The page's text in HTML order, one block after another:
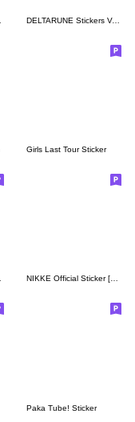
DELTARUNE Stickers Vol. 1 (English)
Girls Last Tour Sticker
ที่ 5 NIKKE Official Sticker [4th]
Paka Tube! Sticker